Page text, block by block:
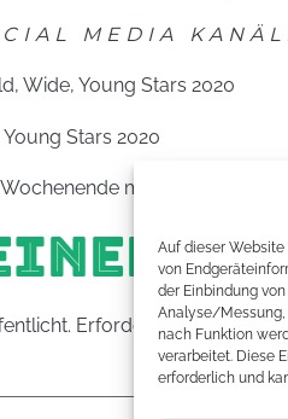
Auf dieser
von
der Einbindung
Analyse/Messung,
nach Funktion
verarbeitet. Diese
erforderlich und
MEDIA
Wide, Young Stars 2020
Stars 2020
mit euch!
Erforderliche Felder